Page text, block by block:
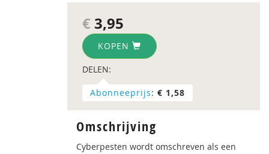
€ 3,95
KOPEN
DELEN:
Abonneeprijs: € 1,58
Omschrijving
Cyberpesten wordt omschreven als een